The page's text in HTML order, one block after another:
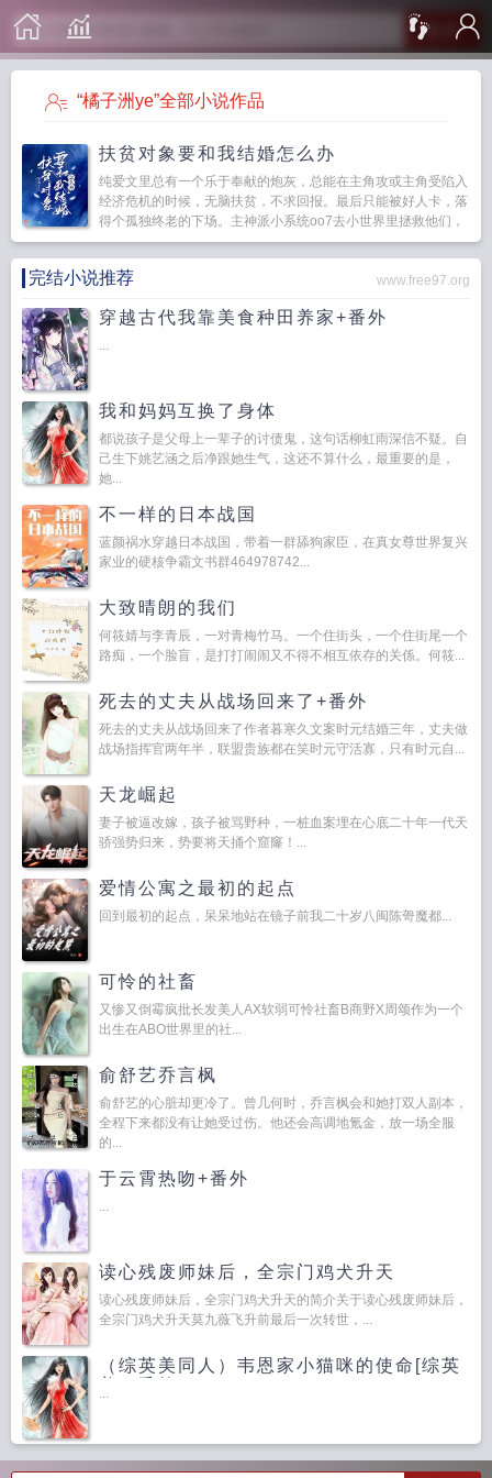
搜 索
“橘子洲ye”全部小说作品
扶贫对象要和我结婚怎么办
纯爱文里总有一个乐于奉献的炮灰，总能在主角攻或主角受陷入
经济危机的时候，无脑扶贫，不求回报。最后只能被好人卡，落
得个孤独终老的下场。主神派小系统oo7去小世界里拯救他们，
好响应国家号召精准扶...
完结小说推荐 www.free97.org
穿越古代我靠美食种田养家+番外
...
我和妈妈互换了身体
都说孩子是父母上一辈子的讨债鬼，这句话柳虹雨深信不疑。自
己生下姚艺涵之后净跟她生气，这还不算什么，最重要的是，
她...
不一样的日本战国
蓝颜祸水穿越日本战国，带着一群舔狗家臣，在真女尊世界复兴
家业的硬核争霸文书群464978742...
大致晴朗的我们
何筱婧与李青辰，一对青梅竹马。一个住街头，一个住街尾一个
路痴，一个脸盲，是打打闹闹又不得不相互依存的关係。何筱...
死去的丈夫从战场回来了+番外
死去的丈夫从战场回来了作者暮寒久文案时元结婚三年，丈夫做
战场指挥官两年半，联盟贵族都在笑时元守活寡，只有时元自...
天龙崛起
妻子被逼改嫁，孩子被骂野种，一桩血案埋在心底二十年一代天
骄强势归来，势要将天捅个窟窿！...
爱情公寓之最初的起点
回到最初的起点，呆呆地站在镜子前我二十岁八闽陈哿魔都...
可怜的社畜
又惨又倒霉疯批长发美人AX软弱可怜社畜B商野X周颂作为一个
出生在ABO世界里的社...
俞舒艺乔言枫
俞舒艺的心脏却更冷了。曾几何时，乔言枫会和她打双人副本，
全程下来都没有让她受过伤。他还会高调地氪金，放一场全服
的...
于云霄热吻+番外
...
读心残废师妹后，全宗门鸡犬升天
读心残废师妹后，全宗门鸡犬升天的简介关于读心残废师妹后，
全宗门鸡犬升天莫九薇飞升前最后一次转世，...
（综英美同人）韦恩家小猫咪的使命[综英
...